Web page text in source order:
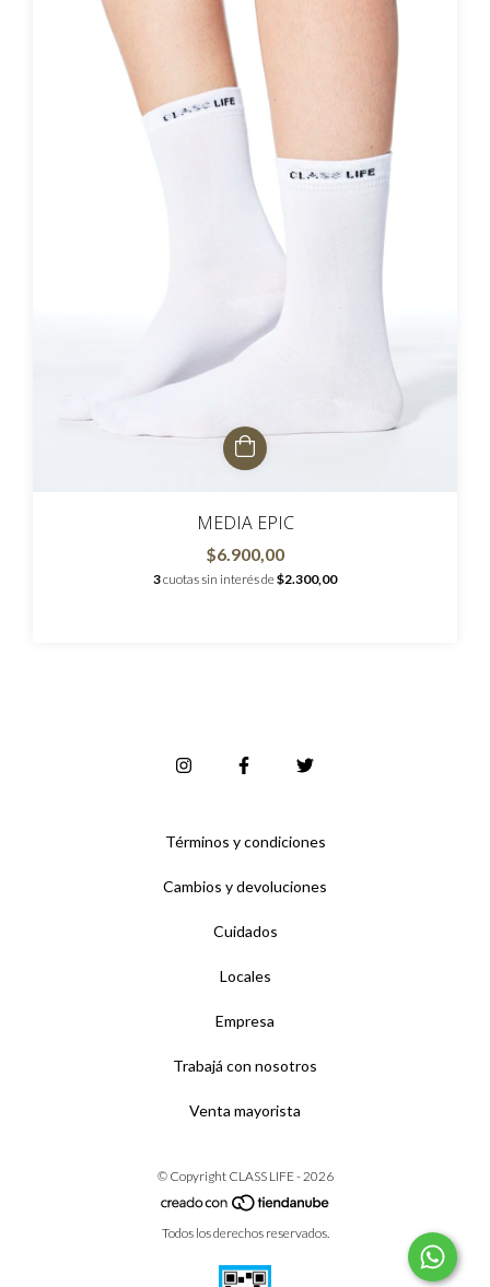
MEDIA EPIC
$6.900,00
3cuotas sin interés de$2.300,00
Términos y condiciones
Cambios y devoluciones
Cuidados
Locales
Empresa
Trabajá con nosotros
Venta mayorista
© Copyright CLASS LIFE - 2026
Todos los derechos reservados.